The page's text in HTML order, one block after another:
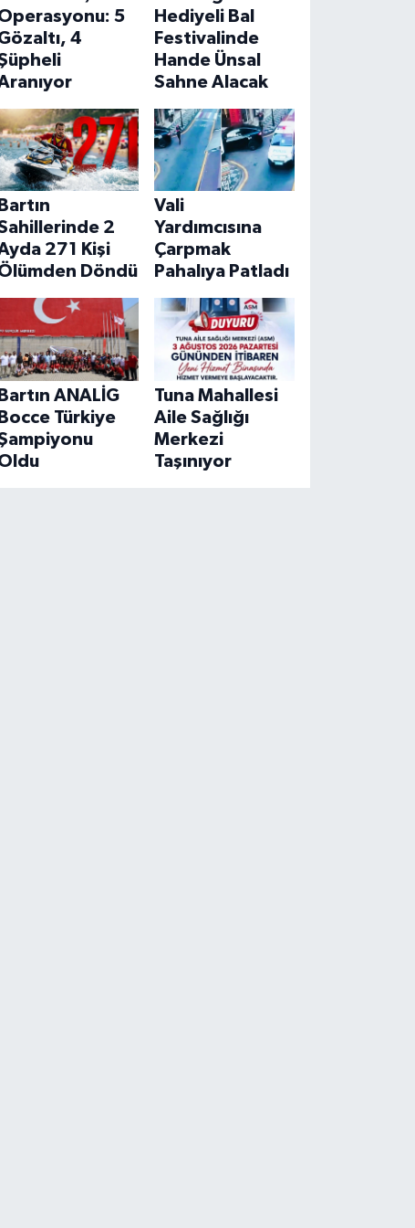
5
4
Hediyeli Bal
Festivalinde
Hande Ünsal
Sahne Alacak
Bartın
2
271 Kişi
Döndü
Vali
Yardımcısına
Çarpmak
Pahalıya Patladı
Bartın ANALİG
Bocce Türkiye
Tuna Mahallesi
Aile Sağlığı
Merkezi
Taşınıyor